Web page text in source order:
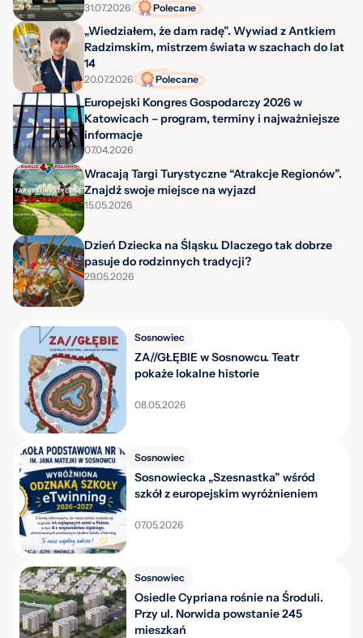
31.07.2026 Polecane
„Wiedziałem, że dam radę”. Wywiad z Antkiem
Radzimskim, mistrzem świata w szachach do lat
14
20.07.2026 Polecane
Europejski Kongres Gospodarczy 2026 w
Katowicach – program, terminy i najważniejsze
informacje
07.04.2026
Wracają Targi Turystyczne “Atrakcje Regionów”.
Znajdź swoje miejsce na wyjazd
15.05.2026
Dzień Dziecka na Śląsku. Dlaczego tak dobrze
pasuje do rodzinnych tradycji?
29.05.2026
Sosnowiec
ZA//GŁĘBIE w Sosnowcu. Teatr
pokaże lokalne historie
08.05.2026
Sosnowiec
Sosnowiecka „Szesnastka” wśród
szkół z europejskim wyróżnieniem
07.05.2026
Sosnowiec
Osiedle Cypriana rośnie na Środuli.
Przy ul. Norwida powstanie 245
mieszkań